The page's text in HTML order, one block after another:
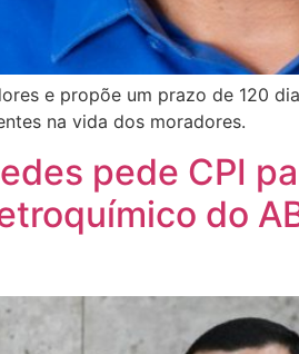
e propõe um prazo de 120
na vida dos moradores.
pede CPI
do